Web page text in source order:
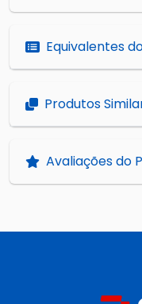
Equivalentes
Produtos
Avaliações do